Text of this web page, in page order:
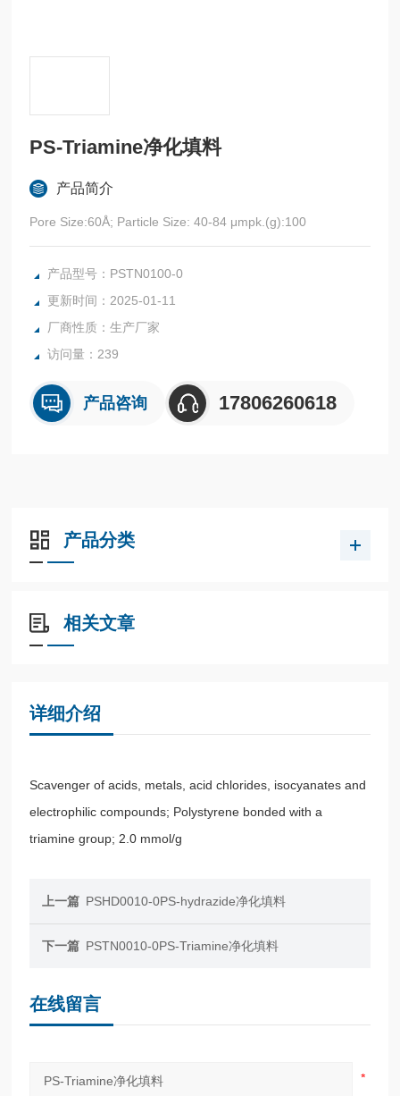
PS-Triamine净化填料
产品简介
Pore Size:60Å; Particle Size: 40-84 μmpk.(g):100
产品型号：PSTN0100-0
更新时间：2025-01-11
厂商性质：生产厂家
访问量：239
产品咨询 17806260618
产品分类
相关文章
详细介绍
Scavenger of acids, metals, acid chlorides, isocyanates and
electrophilic compounds; Polystyrene bonded with a
triamine group; 2.0 mmol/g
上一篇 PSHD0010-0PS-hydrazide净化填料
下一篇 PSTN0010-0PS-Triamine净化填料
在线留言